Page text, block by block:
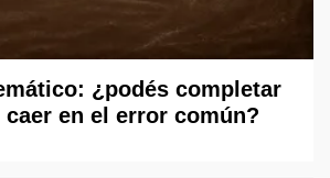
¿podés completar
en el error común?